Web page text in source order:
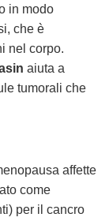
in modo
che è
nel corpo.
aiuta a
tumorali che
affette
come
per il cancro